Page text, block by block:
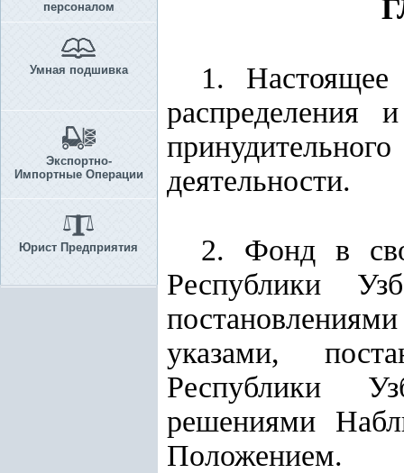
персоналом
Умная подшивка
Экспортно-
Импортные Операции
Юрист Предприятия
1. Настоящее
распределения
деятельности.
2. Фонд в
Республики
указами,
Республики
решениями
Положением.